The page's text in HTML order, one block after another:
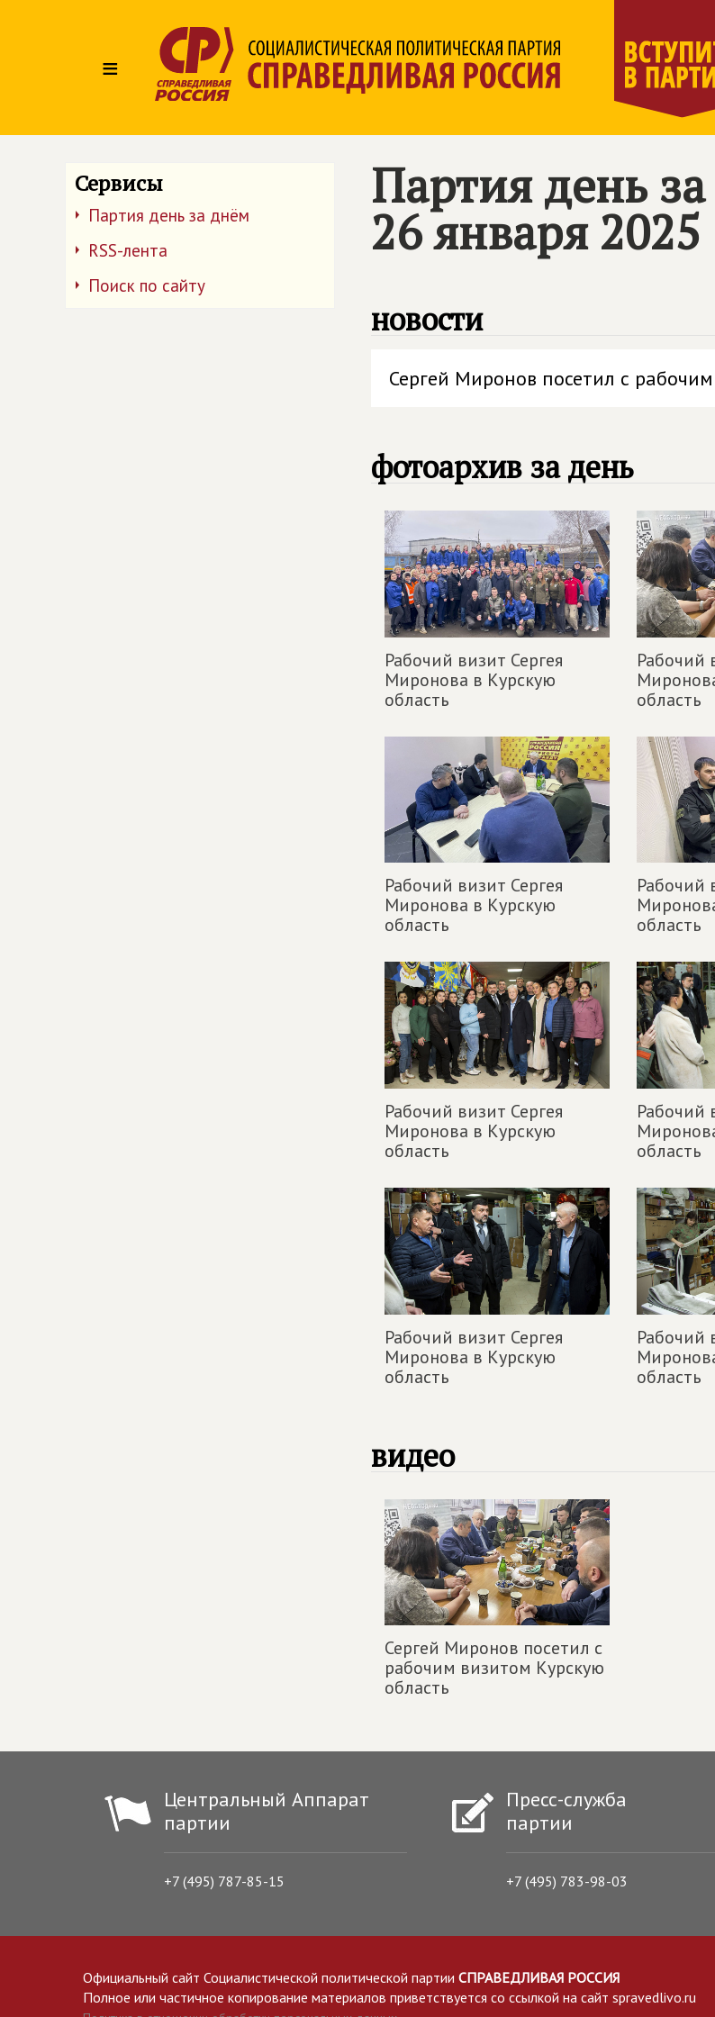
≡
Сервисы
Партия день за днём
RSS-лента
Поиск по сайту
Партия день
26 января 2025
новости
Сергей Миронов посетил с
фотоархив за день
Рабочий визит Сергея
Миронова в Курскую
область
Рабочий
область
Рабочий визит Сергея
Миронова в Курскую
область
Рабочий
область
Рабочий визит Сергея
Миронова в Курскую
область
Рабочий
область
Рабочий визит Сергея
Миронова в Курскую
область
Рабочий
область
видео
Сергей Миронов посетил с
рабочим визитом Курскую
область
Центральный Аппарат
партии
+7 (495) 787-85-15
Пресс-служба
партии
+7 (495) 783-98-03
Официальный сайт Социалистической политической партии СПРАВЕДЛИВАЯ РОССИЯ
Полное или частичное копирование материалов приветствуется со ссылкой на сайт spravedlivo.ru